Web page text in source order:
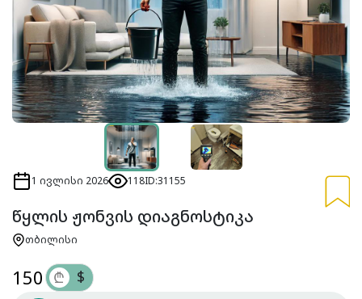
1 ივლისი 2026 118ID:31155
წყლის ჟონვის დიაგნოსტიკა
თბილისი
150 ₾ $